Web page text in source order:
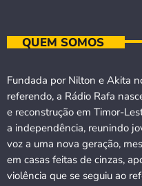
QUEM SOMOS
Fundada por Nilton e Akita
referendo, a Rádio Rafa
e reconstrução em Timor-
a independência, reunindo
voz a uma nova geração,
em casas feitas de cinzas,
violência que se seguiu ao